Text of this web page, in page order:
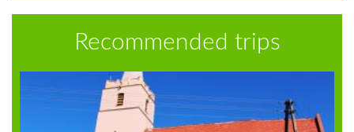
Recommended trips